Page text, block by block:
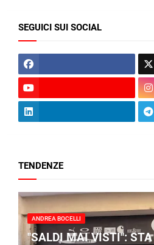
SEGUICI SUI SOCIAL
TENDENZE
ANDREA BOCELLI
"SALDI MAI VISTI": STA